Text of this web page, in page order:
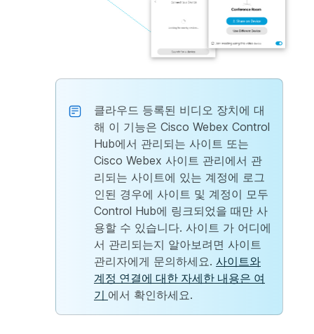
클라우드 등록된 비디오 장치에 대
해 이 기능은 Cisco Webex Control
Hub에서 관리되는 사이트 또는
Cisco Webex 사이트 관리에서 관
리되는 사이트에 있는 계정에 로그
인된 경우에 사이트 및 계정이 모두
Control Hub에 링크되었을 때만 사
용할 수 있습니다. 사이트 가 어디에
서 관리되는지 알아보려면 사이트
관리자에게 문의하세요. 사이트와
계정 연결에 대한 자세한 내용은 여
기 에서 확인하세요.